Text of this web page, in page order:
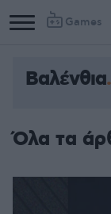
Games
Βαλένθια
Όλα τα